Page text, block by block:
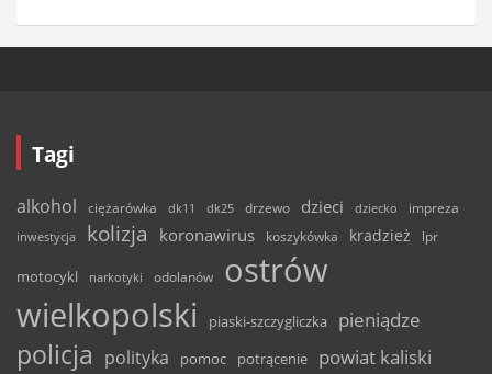
Tagi
alkohol ciężarówka dk11 dk25 drzewo dzieci dziecko
impreza
inwestycja
kolizja koronawirus koszykówka kradzież lpr
motocykl narkotyki odolanów
ostrów
wielkopolski
piaski-szczygliczka pieniądze
policja polityka pomoc potrącenie powiat kaliski